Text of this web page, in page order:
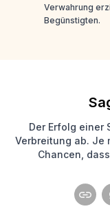
Verwahrung
Begünstigten.
Der Erfolg einer
Verbreitung ab. Je
Chancen,